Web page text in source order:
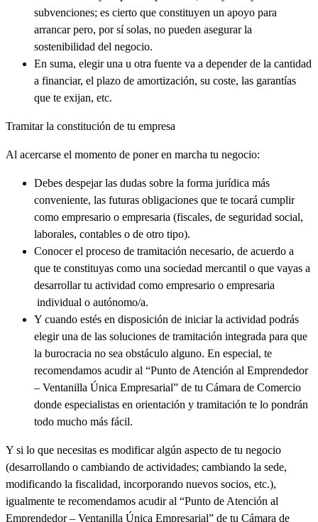
subvenciones; es cierto que constituyen un apoyo para
arrancar pero, por sí solas, no pueden asegurar la
sostenibilidad del negocio.
En suma, elegir una u otra fuente va a depender de la cantidad
a financiar, el plazo de amortización, su coste, las garantías
que te exijan, etc.
Tramitar la constitución de tu empresa
Al acercarse el momento de poner en marcha tu negocio:
Debes despejar las dudas sobre la forma jurídica más
conveniente, las futuras obligaciones que te tocará cumplir
como empresario o empresaria (fiscales, de seguridad social,
laborales, contables o de otro tipo).
Conocer el proceso de tramitación necesario, de acuerdo a
que te constituyas como una sociedad mercantil o que vayas a
desarrollar tu actividad como empresario o empresaria
individual o autónomo/a.
Y cuando estés en disposición de iniciar la actividad podrás
elegir una de las soluciones de tramitación integrada para que
la burocracia no sea obstáculo alguno. En especial, te
recomendamos acudir al “Punto de Atención al Emprendedor
– Ventanilla Única Empresarial” de tu Cámara de Comercio
donde especialistas en orientación y tramitación te lo pondrán
todo mucho más fácil.
Y si lo que necesitas es modificar algún aspecto de tu negocio
(desarrollando o cambiando de actividades; cambiando la sede,
modificando la fiscalidad, incorporando nuevos socios, etc.),
igualmente te recomendamos acudir al “Punto de Atención al
Emprendedor – Ventanilla Única Empresarial” de tu Cámara de